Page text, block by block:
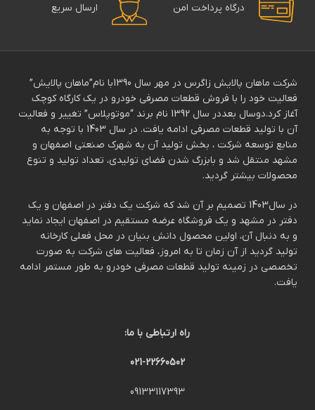
درگاه پرداخت امن ارسال سریع
شرکت ماهان پالایش زاگرس در مهر سال 1390با نام”ماهان پالایش”
فعالیت خود را با فروش قطعات مصرفی خودرو در یک کارگاه کوچک
آغاز کرد.دوسال بعددر سال 1392 نام برند “موتوپلاس” تغییر و فعالیت
آن با تولید قطعات مصرفی ادامه یافت. در سال 1403 با توجه به
منابع توسعه شرکت ، بخش تولید آن به شهرک صنعتی اصفهان و
مشهد منتقل شد و بابزرگ شدن فضای تولیدی، تعداد تولید و تنوع
محصولات بیشتر گردید.
در سال1403 تصمیم بر آن شد که شرکت یک دفتر در اصفهان و یک
دفتر در مشهد و یک فروشگاه عرضه مستقیم در اصفهان ایجاد نماید
و به دنبال آن، اولین محصول دانش بنیان در محل فعلی کارخانه
تولید گردید از آن زمان تا به امروز، فعالیت های شرکت به صورت
تخصصی در زمینه تولید قطعات مصرفی خودرو به طور مستمر ادامه
یافت.
راه ارتباطی با ما:
021-22660502
09133117393